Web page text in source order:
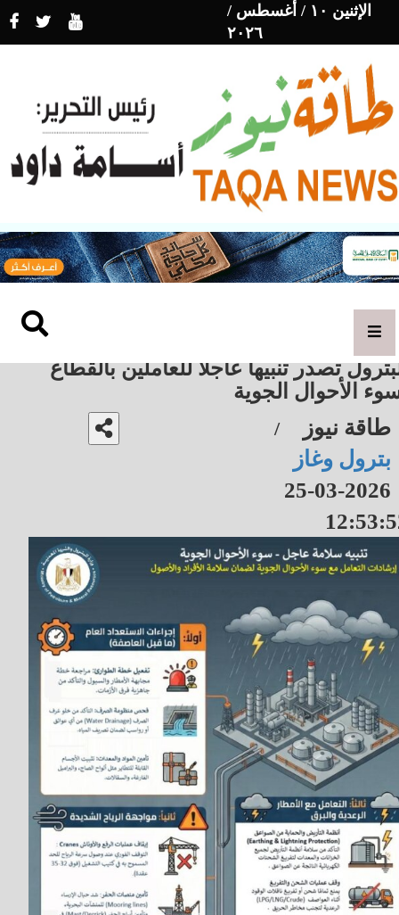
الإثنين ١٠ / أغسطس /
٢٠٢٦
تصدر تنبيهاً عاجلاً للعاملين بالقطاع
الأحوال الجوية
طاقة نيوز /
بترول وغاز
2026-03-25